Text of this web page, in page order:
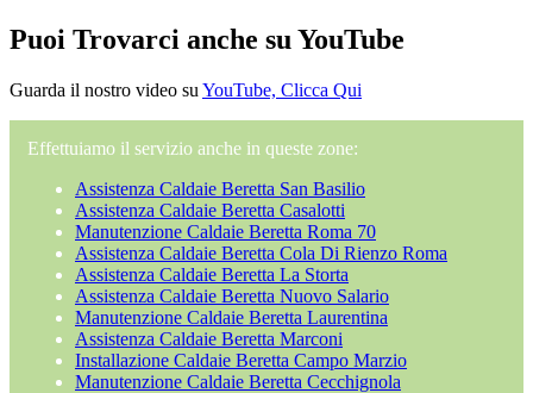
Puoi Trovarci anche su YouTube
Guarda il nostro video su YouTube, Clicca Qui
Effettuiamo il servizio anche in queste zone:
Assistenza Caldaie Beretta San Basilio
Assistenza Caldaie Beretta Casalotti
Manutenzione Caldaie Beretta Roma 70
Assistenza Caldaie Beretta Cola Di Rienzo Roma
Assistenza Caldaie Beretta La Storta
Assistenza Caldaie Beretta Nuovo Salario
Manutenzione Caldaie Beretta Laurentina
Assistenza Caldaie Beretta Marconi
Installazione Caldaie Beretta Campo Marzio
Manutenzione Caldaie Beretta Cecchignola